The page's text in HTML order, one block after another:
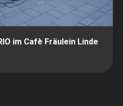
im Cafè Fräulein Linde